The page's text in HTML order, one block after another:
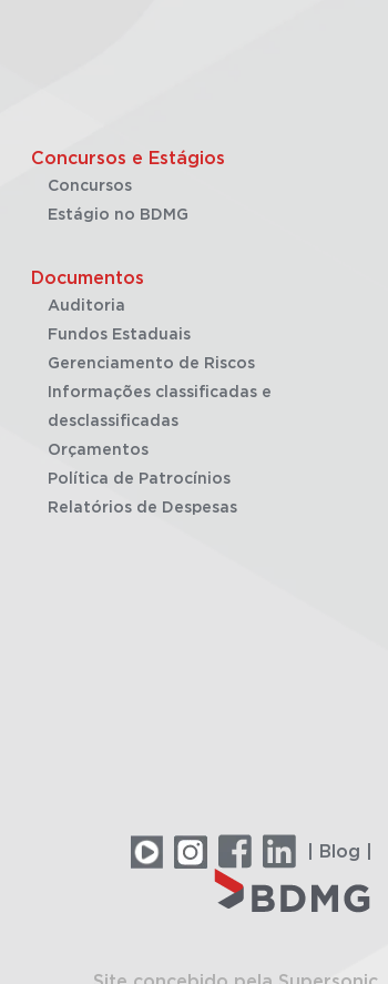
Concursos e Estágios
Concursos
Estágio no BDMG
Documentos
Auditoria
Fundos Estaduais
Gerenciamento de Riscos
Informações classificadas e
desclassificadas
Orçamentos
Política de Patrocínios
Relatórios de Despesas
| Blog |